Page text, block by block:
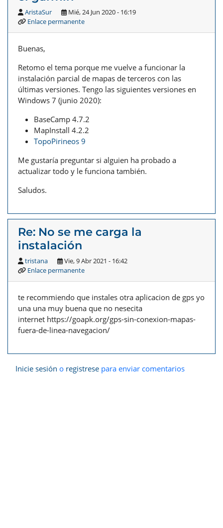
AristaSur
Mié, 24 Jun 2020 - 16:19
Enlace permanente
Buenas,
Retomo el tema porque me vuelve a funcionar la
instalación parcial de mapas de terceros con las
últimas versiones. Tengo las siguientes versiones en
Windows 7 (junio 2020):
BaseCamp 4.7.2
MapInstall 4.2.2
TopoPirineos 9
Me gustaría preguntar si alguien ha probado a
actualizar todo y le funciona también.
Saludos.
Re: No se me carga la
instalación
tristana
Vie, 9 Abr 2021 - 16:42
Enlace permanente
te recommiendo que instales otra aplicacion de gps yo
una una muy buena que no nesecita
internet https://goapk.org/gps-sin-conexion-mapas-
fuera-de-linea-navegacion/
Inicie sesión o registrese para enviar comentarios